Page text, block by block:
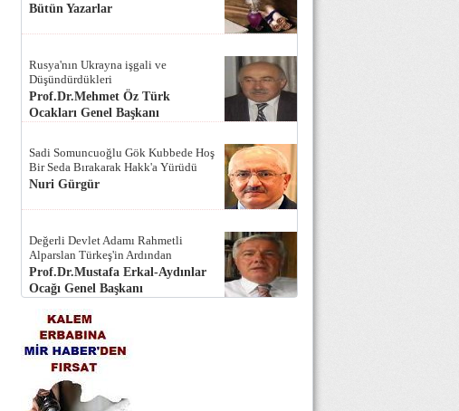
Bütün Yazarlar
Rusya'nın Ukrayna işgali ve
Düşündürdükleri
Prof.Dr.Mehmet Öz Türk
Ocakları Genel Başkanı
Sadi Somuncuoğlu Gök Kubbede Hoş
Bir Seda Bırakarak Hakk'a Yürüdü
Nuri Gürgür
Değerli Devlet Adamı Rahmetli
Alparslan Türkeş'in Ardından
Prof.Dr.Mustafa Erkal-Aydınlar
Ocağı Genel Başkanı